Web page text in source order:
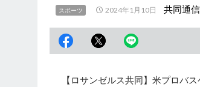
スポーツ 2024年1月10日 共同通
【ロサンゼルス共同】米プロバ